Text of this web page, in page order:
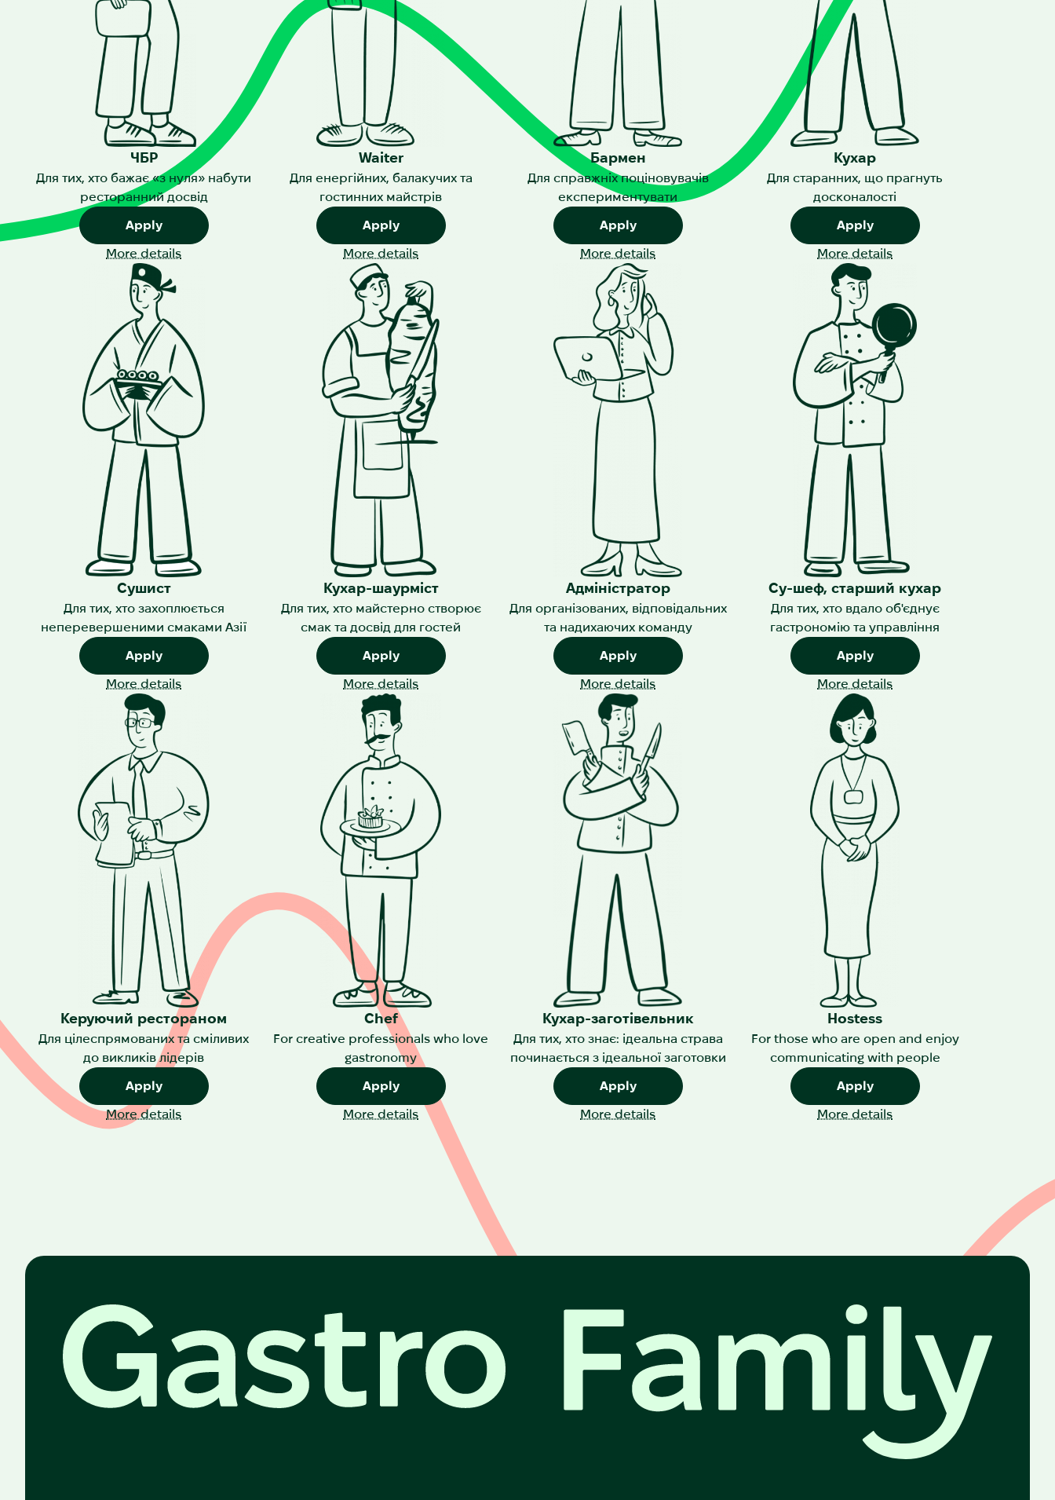
ЧБР
Для тих, хто бажає «з нуля» набути
ресторанний досвід
Apply
More details
Waiter
Для енергійних, балакучих та
гостинних майстрів
Apply
More details
Бармен
Для справжніх поціновувачів
експериментувати
Apply
More details
Кухар
Для старанних, що прагнуть
досконалості
Apply
More details
Сушист
Для тих, хто захоплюється
неперевершеними смаками Азії
Apply
More details
Кухар-шаурміст
Для тих, хто майстерно створює
смак та досвід для гостей
Apply
More details
Адміністратор
Для організованих, відповідальних
та надихаючих команду
Apply
More details
Су-шеф, старший кухар
Для тих, хто вдало об'єднує
гастрономію та управління
Apply
More details
Керуючий рестораном
Для цілеспрямованих та сміливих
до викликів лідерів
Apply
More details
Chef
For creative professionals who love
gastronomy
Apply
More details
Кухар-заготівельник
Для тих, хто знає: ідеальна страва
починається з ідеальної заготовки
Apply
More details
Hostess
For those who are open and enjoy
communicating with people
Apply
More details